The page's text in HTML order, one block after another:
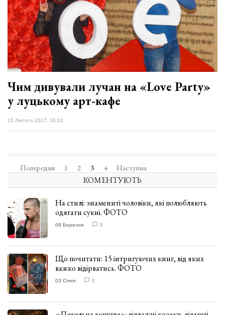
Чим дивували лучан на «Love Party»
у луцькому арт-кафе
15 Лютого 2017, 16:10
Попередня 1 2 3 4 Наступна
КОМЕНТУЮТЬ
На стилі: знамениті чоловіки, які полюбляють
одягати сукні. ФОТО
08 Березня 1
Що почитати: 15 інтригуючих книг, від яких
важко відірватись. ФОТО
03 Січня 1